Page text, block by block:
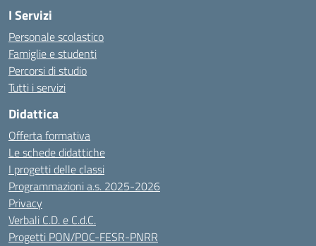
I Servizi
Personale scolastico
Famiglie e studenti
Percorsi di studio
Tutti i servizi
Didattica
Offerta formativa
Le schede didattiche
I progetti delle classi
Programmazioni a.s. 2025-2026
Privacy
Verbali C.D. e C.d.C.
Progetti PON/POC-FESR-PNRR